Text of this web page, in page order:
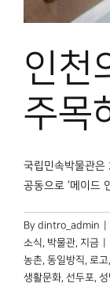
인천
주목
국립민속박물관
공동으로 ‘메이드
By dintro_admin
소식, 박물관, 지금
농촌, 동일방직, 로고,
생활문화, 선두포,